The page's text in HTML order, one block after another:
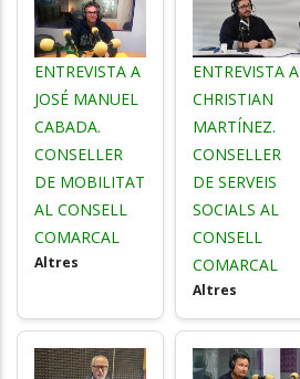
ENTREVISTA A
JOSÉ MANUEL
CABADA.
CONSELLER
DE MOBILITAT
AL CONSELL
COMARCAL
Altres
ENTREVISTA A
CHRISTIAN
MARTÍNEZ.
CONSELLER
DE SERVEIS
SOCIALS AL
CONSELL
COMARCAL
Altres